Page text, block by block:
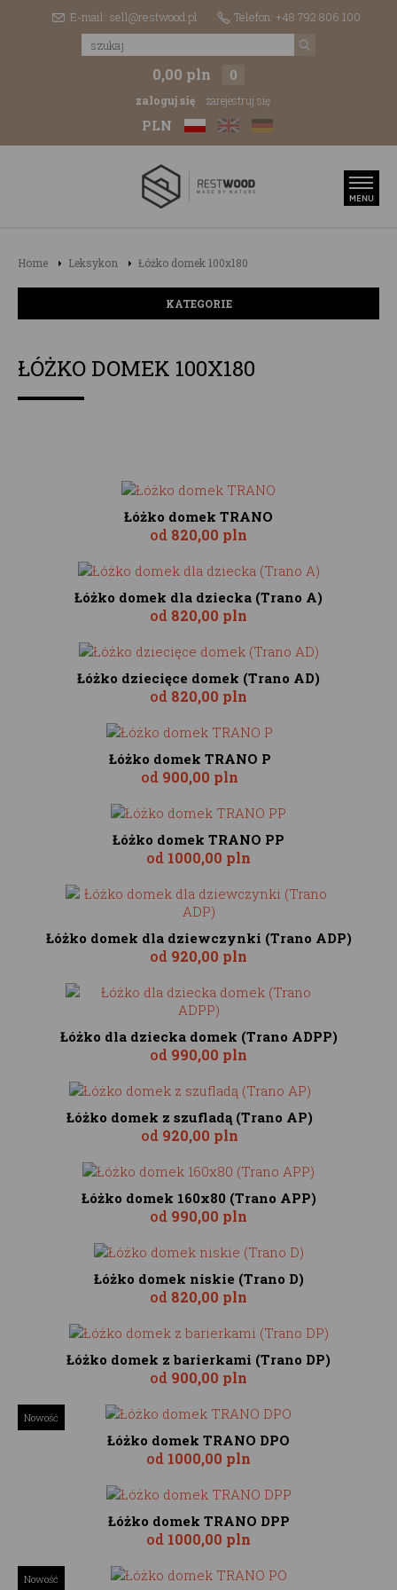
E-mail: sell@restwood.pl Telefon: +48 792 806 100
0,00 pln 0
zaloguj się zarejestruj się
PLN
Home Leksykon Łóżko domek 100x180
KATEGORIE
ŁÓŻKO DOMEK 100X180
Łóżko domek TRANO
od 820,00 pln
Łóżko domek dla dziecka (Trano A)
od 820,00 pln
Łóżko dziecięce domek (Trano AD)
od 820,00 pln
Łóżko domek TRANO P
od 900,00 pln
Łóżko domek TRANO PP
od 1000,00 pln
Łóżko domek dla dziewczynki (Trano ADP)
od 920,00 pln
Łóżko dla dziecka domek (Trano ADPP)
od 990,00 pln
Łóżko domek z szufladą (Trano AP)
od 920,00 pln
Łóżko domek 160x80 (Trano APP)
od 990,00 pln
Łóżko domek niskie (Trano D)
od 820,00 pln
Łóżko domek z barierkami (Trano DP)
od 900,00 pln
Nowość
Łóżko domek TRANO DPO
od 1000,00 pln
Łóżko domek TRANO DPP
od 1000,00 pln
Nowość